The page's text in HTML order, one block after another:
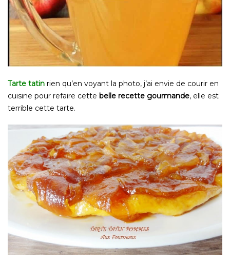
Tarte tatin rien qu’en voyant la photo, j’ai envie de courir en
cuisine pour refaire cette belle recette gourmande, elle est
terrible cette tarte.